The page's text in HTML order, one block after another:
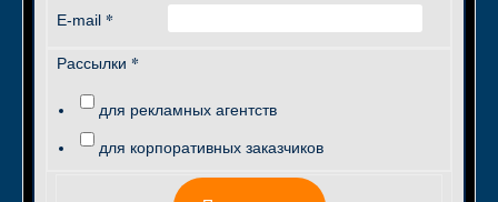
E-mail *
Рассылки *
для рекламных агентств
для корпоративных заказчиков